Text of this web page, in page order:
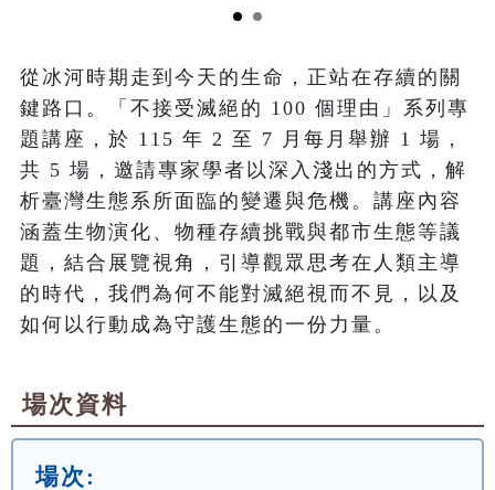
從冰河時期走到今天的生命，正站在存續的關
鍵路口。「不接受滅絕的 100 個理由」系列專
題講座，於 115 年 2 至 7 月每月舉辦 1 場，
共 5 場，邀請專家學者以深入淺出的方式，解
析臺灣生態系所面臨的變遷與危機。講座內容
涵蓋生物演化、物種存續挑戰與都市生態等議
題，結合展覽視角，引導觀眾思考在人類主導
的時代，我們為何不能對滅絕視而不見，以及
如何以行動成為守護生態的一份力量。
場次資料
場次: